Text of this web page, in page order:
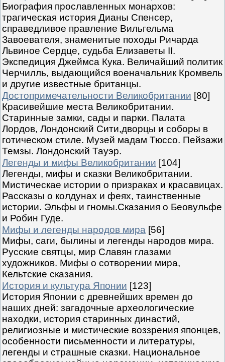
Биография прославленных монархов:
трагическая история Дианы Спенсер,
справедливое правление Вильгельма
Завоевателя, знаменитые походы Ричарда
Львиное Сердце, судьба Елизаветы II.
Экспедиция Джеймса Кука. Величайший политик
Черчилль, выдающийся военачальник Кромвель
и другие известные британцы.
Достопримечательности Великобритании [80]
Красивейшие места Великобритании.
Старинные замки, сады и парки. Палата
Лордов, Лондонский Сити,дворцы и соборы в
готическом стиле. Музей мадам Тюссо. Пейзажи
Темзы. Лондонский Тауэр.
Легенды и мифы Великобритании [104]
Легенды, мифы и сказки Великобритании.
Мистическае истории о призраках и красавицах.
Рассказы о колдунах и феях, таинственные
истории. Эльфы и гномы.Сказания о Беовульфе
и Робин Гуде.
Мифы и легенды народов мира [56]
Мифы, саги, былины и легенды народов мира.
Русские святцы, мир Славян глазами
художников. Мифы о сотворении мира,
Кельтские сказания.
История и культура Японии [123]
История Японии с древнейших времен до
наших дней: загадочные археологические
находки, история старинных династий,
религиозные и мистические воззрения японцев,
особенности письменности и литературы,
легенды и страшные сказки. Национальное